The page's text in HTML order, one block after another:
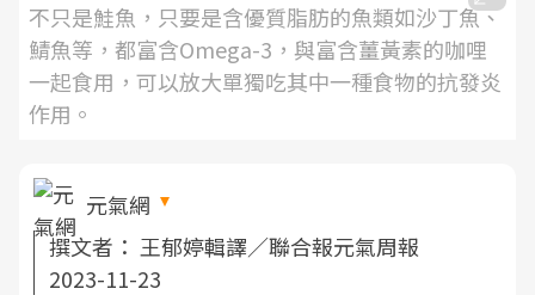
不只是鮭魚，只要是含優質脂肪的魚類如沙丁魚、
鯖魚等，都富含Omega-3，與富含薑黃素的咖哩
一起食用，可以放大單獨吃其中一種食物的抗發炎
作用。
元氣網
撰文者： 王郁婷輯譯／聯合報元氣周報
2023-11-23